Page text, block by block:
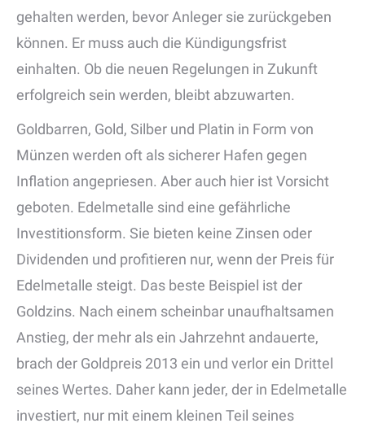
gehalten werden, bevor Anleger sie zurückgeben
können. Er muss auch die Kündigungsfrist
einhalten. Ob die neuen Regelungen in Zukunft
erfolgreich sein werden, bleibt abzuwarten.
Goldbarren, Gold, Silber und Platin in Form von
Münzen werden oft als sicherer Hafen gegen
Inflation angepriesen. Aber auch hier ist Vorsicht
geboten. Edelmetalle sind eine gefährliche
Investitionsform. Sie bieten keine Zinsen oder
Dividenden und profitieren nur, wenn der Preis für
Edelmetalle steigt. Das beste Beispiel ist der
Goldzins. Nach einem scheinbar unaufhaltsamen
Anstieg, der mehr als ein Jahrzehnt andauerte,
brach der Goldpreis 2013 ein und verlor ein Drittel
seines Wertes. Daher kann jeder, der in Edelmetalle
investiert, nur mit einem kleinen Teil seines